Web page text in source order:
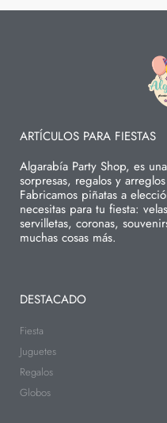
ARTÍCULOS PARA FIESTAS
Algarabía Party Shop, es
sorpresas, regalos y
Fabricamos piñatas a
necesitas para tu fiesta:
servilletas, coronas,
muchas cosas más.
DESTACADO
Fiesta
Juguetes
Regalos
Globos